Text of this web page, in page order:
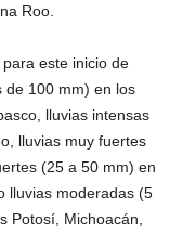
Roo.
este inicio de
de 100 mm) en los
lluvias intensas
lluvias muy fuertes
(25 a 50 mm) en
lluvias moderadas (5
Potosí, Michoacán,